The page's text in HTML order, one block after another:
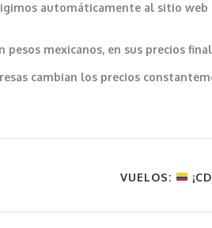
automáticamente al sitio
mexicanos, en sus precios
cambian los precios
VUELOS: